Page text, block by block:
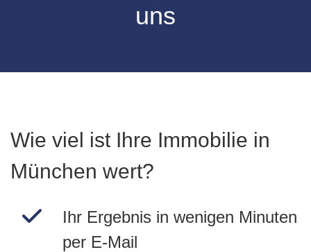
uns
Wie viel ist Ihre Immobilie in
München wert?
Ihr Ergebnis in wenigen Minuten
per E-Mail